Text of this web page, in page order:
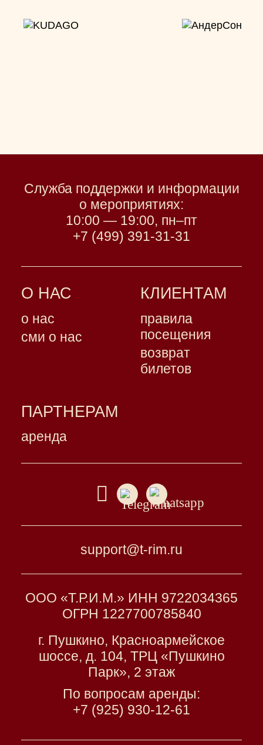
Служба поддержки и информации
о мероприятиях:
10:00 — 19:00, пн–пт
+7 (499) 391-31-31
О НАС
о нас
сми о нас
КЛИЕНТАМ
правила
посещения
возврат
билетов
ПАРТНЕРАМ
аренда
support@t-rim.ru
ООО «Т.Р.И.М.» ИНН 9722034365
ОГРН 1227700785840
г. Пушкино, Красноармейское
шоссе, д. 104, ТРЦ «Пушкино
Парк», 2 этаж
По вопросам аренды:
+7 (925) 930-12-61